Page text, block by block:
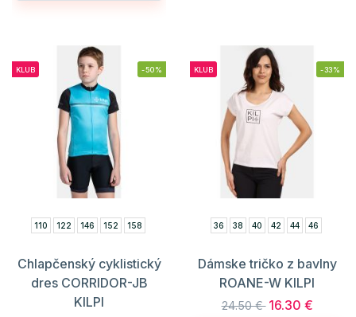
KLUB -50%
110 122 146 152 158
Chlapčenský cyklistický
dres CORRIDOR-JB
KILPI
KLUB -33%
36 38 40 42 44 46
Dámske tričko z bavlny
ROANE-W KILPI
24.50 € 16.30 €